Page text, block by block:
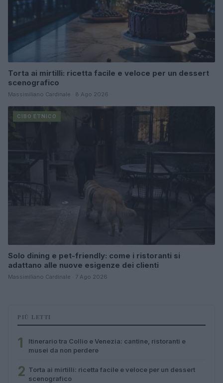
Torta ai mirtilli: ricetta facile e veloce per un dessert
scenografico
Massimiliano Cardinale · 8 Ago 2026
CIBO ETNICO
Solo dining e pet-friendly: come i ristoranti si
adattano alle nuove esigenze dei clienti
Massimiliano Cardinale · 7 Ago 2026
PIÙ LETTI
1
Itinerario tra Collio e Venezia: cantine, ristoranti e
musei da non perdere
2 Torta ai mirtilli: ricetta facile e veloce per un dessert
scenografico